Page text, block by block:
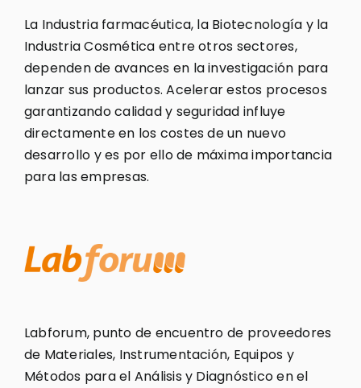
La Industria farmacéutica, la Biotecnología y la
Industria Cosmética entre otros sectores,
dependen de avances en la investigación para
lanzar sus productos. Acelerar estos procesos
garantizando calidad y seguridad influye
directamente en los costes de un nuevo
desarrollo y es por ello de máxima importancia
para las empresas.
Labforum, punto de encuentro de proveedores
de Materiales, Instrumentación, Equipos y
Métodos para el Análisis y Diagnóstico en el